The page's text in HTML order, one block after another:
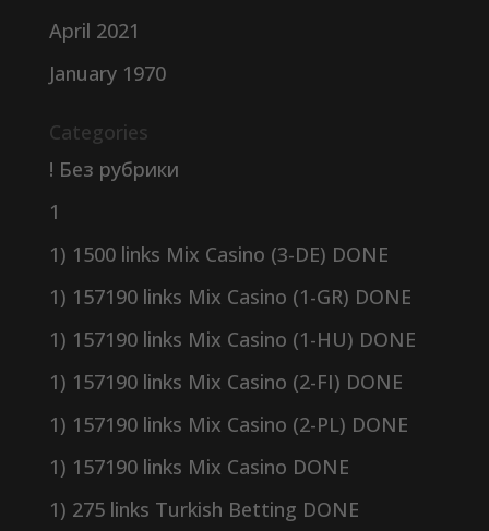
April 2021
January 1970
Categories
! Без рубрики
1
1) 1500 links Mix Casino (3-DE) DONE
1) 157190 links Mix Casino (1-GR) DONE
1) 157190 links Mix Casino (1-HU) DONE
1) 157190 links Mix Casino (2-FI) DONE
1) 157190 links Mix Casino (2-PL) DONE
1) 157190 links Mix Casino DONE
1) 275 links Turkish Betting DONE